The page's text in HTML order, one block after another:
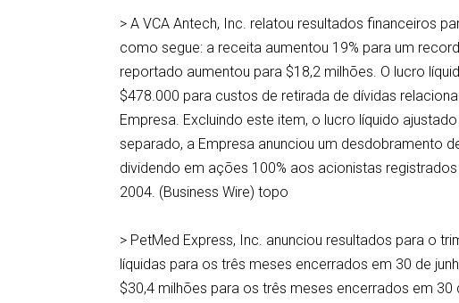
> A VCA Antech, Inc. relatou resultados financeiros
como segue: a receita aumentou 19% para um
reportado aumentou para $18,2 milhões. O lucro
$478.000 para custos de retirada de dívidas
Empresa. Excluindo este item, o lucro líquido
separado, a Empresa anunciou um desdobramento
dividendo em ações 100% aos acionistas
2004. (Business Wire) topo
> PetMed Express, Inc. anunciou resultados para o
líquidas para os três meses encerrados em 30 de
$30,4 milhões para os três meses encerrados em